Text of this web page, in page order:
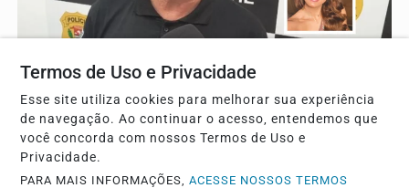
DESDOBRAMENTOS
Envolvidos em acidente que matou universitária
podem ir a júri popular
Laudo aponta a possibilidade de ter acontecido uma
corrida entre os veículos
Termos de Uso e Privacidade
Esse site utiliza cookies para melhorar sua experiência
de navegação. Ao continuar o acesso, entendemos que
você concorda com nossos Termos de Uso e
Privacidade.
PARA MAIS INFORMAÇÕES,ACESSE NOSSOS TERMOS